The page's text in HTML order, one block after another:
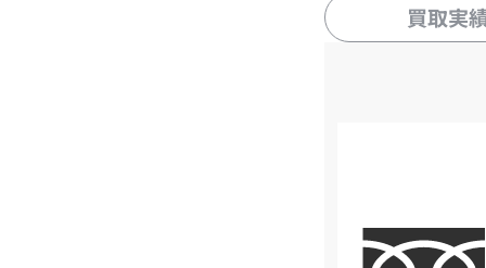
買取実